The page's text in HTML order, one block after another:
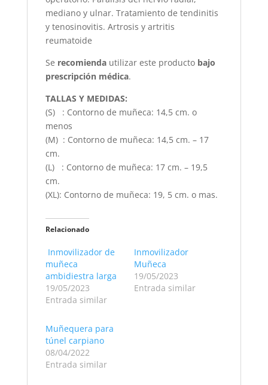
mediano y ulnar. Tratamiento de tendinitis
y tenosinovitis. Artrosis y artritis
reumatoide
Se recomiendautilizar este producto bajo
prescripción médica.
TALLAS Y MEDIDAS:
(S) : Contorno de muñeca: 14,5 cm. o
menos
(M) : Contorno de muñeca: 14,5 cm. – 17
cm.
(L) : Contorno de muñeca: 17 cm. – 19,5
cm.
(XL): Contorno de muñeca: 19, 5 cm. o mas.
Relacionado
Inmovilizador de
muñeca
ambidiestra larga
19/05/2023
Entrada similar
Inmovilizador
Muñeca
19/05/2023
Entrada similar
Muñequera para
túnel carpiano
08/04/2022
Entrada similar